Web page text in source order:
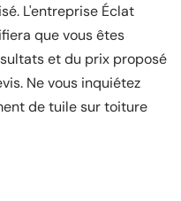
L'entreprise Éclat
que vous êtes
et du prix proposé
Ne vous inquiétez
de tuile sur toiture